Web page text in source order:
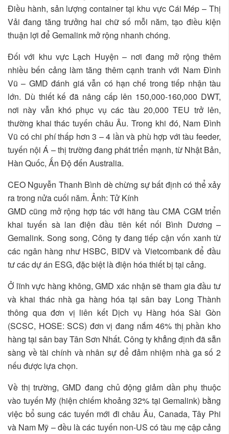
Điều hành, sản lượng container tại khu vực Cái Mép – Thị
Vải đang tăng trưởng hai chữ số mỗi năm, tạo điều kiện
thuận lợi để Gemalink mở rộng nhanh chóng.
Đối với khu vực Lạch Huyện – nơi đang mở rộng thêm
nhiều bến cảng làm tăng thêm cạnh tranh với Nam Đình
Vũ – GMD đánh giá vẫn có hạn chế trong tiếp nhận tàu
lớn. Dù thiết kế đã nâng cấp lên 150,000-160,000 DWT,
nơi này vẫn khó phục vụ các tàu 20,000 TEU trở lên,
thường khai thác tuyến châu Âu. Trong khi đó, Nam Đình
Vũ có chi phí thấp hơn 3 – 4 lần và phù hợp với tàu feeder,
tuyến nội Á – thị trường đang phát triển mạnh, từ Nhật Bản,
Hàn Quốc, Ấn Độ đến Australia.
CEO Nguyễn Thanh Bình dè chừng sự bất định có thể xảy
ra trong nửa cuối năm. Ảnh: Tử Kính
GMD cũng mở rộng hợp tác với hãng tàu CMA CGM triển
khai tuyến sà lan điện đầu tiên kết nối Bình Dương –
Gemalink. Song song, Công ty đang tiếp cận vốn xanh từ
các ngân hàng như HSBC, BIDV và Vietcombank để đầu
tư các dự án ESG, đặc biệt là điện hóa thiết bị tại cảng.
Ở lĩnh vực hàng không, GMD xác nhận sẽ tham gia đầu tư
và khai thác nhà ga hàng hóa tại sân bay Long Thành
thông qua đơn vị liên kết Dịch vụ Hàng hóa Sài Gòn
(SCSC, HOSE: SCS) đơn vị đang nắm 46% thị phần kho
hàng tại sân bay Tân Sơn Nhất. Công ty khẳng định đã sẵn
sàng về tài chính và nhân sự để đảm nhiệm nhà ga số 2
nếu được lựa chọn.
Về thị trường, GMD đang chủ động giảm dần phụ thuộc
vào tuyến Mỹ (hiện chiếm khoảng 32% tại Gemalink) bằng
việc bổ sung các tuyến mới đi châu Âu, Canada, Tây Phi
và Nam Mỹ – đều là các tuyến non-US có tàu mẹ cập cảng